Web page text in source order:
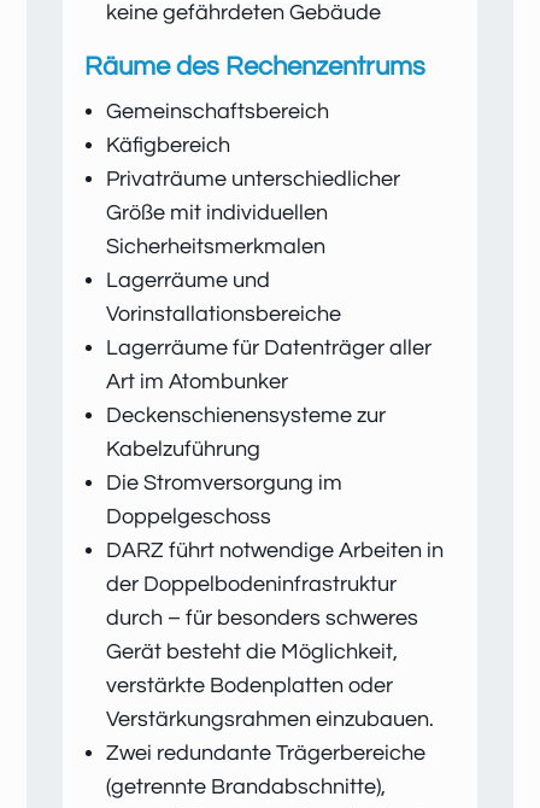
keine gefährdeten Gebäude
Räume des Rechenzentrums
Gemeinschaftsbereich
Käfigbereich
Privaträume unterschiedlicher
Größe mit individuellen
Sicherheitsmerkmalen
Lagerräume und
Vorinstallationsbereiche
Lagerräume für Datenträger aller
Art im Atombunker
Deckenschienensysteme zur
Kabelzuführung
Die Stromversorgung im
Doppelgeschoss
DARZ führt notwendige Arbeiten in
der Doppelbodeninfrastruktur
durch – für besonders schweres
Gerät besteht die Möglichkeit,
verstärkte Bodenplatten oder
Verstärkungsrahmen einzubauen.
Zwei redundante Trägerbereiche
(getrennte Brandabschnitte),